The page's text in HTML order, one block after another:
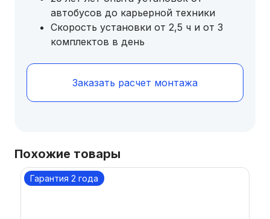
автобусов до карьерной техники
Скорость установки от 2,5 ч и от 3
комплектов в день
Заказать расчет монтажа
Похожие товары
Гарантия 2 года